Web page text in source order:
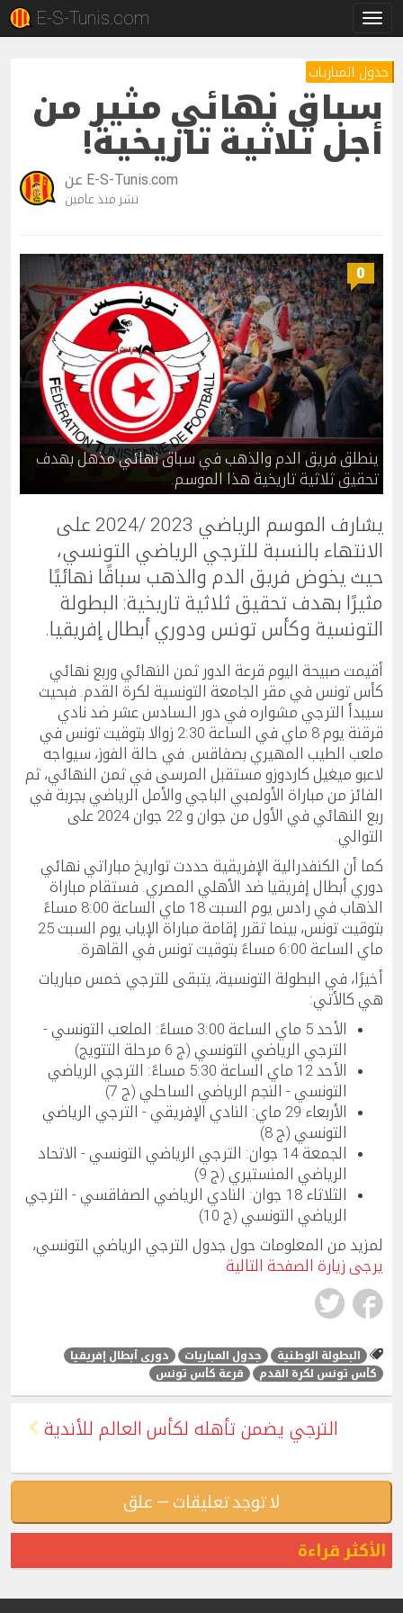
تبديل
E-S-Tunis.com
جدول المباريات
سباق نهائي مثير من
أجل ثلاثية تاريخية!
E-S-Tunis.com
نشر منذ عامين
ينطلق فريق الدم والذهب في سباق نهائي مذهل بهدف
تحقيق ثلاثية تاريخية هذا الموسم.
0
يشارف الموسم الرياضي 2023 /2024 على
الانتهاء بالنسبة للترجي الرياضي التونسي،
حيث يخوض فريق الدم والذهب سباقًا نهائيًا
مثيرًا بهدف تحقيق ثلاثية تاريخية: البطولة
التونسية وكأس تونس ودوري أبطال إفريقيا.
أقيمت صبيحة اليوم قرعة الدور ثمن النهائي وربع نهائي
كأس تونس في مقر الجامعة التونسية لكرة القدم. فبحيث
سيبدأ الترجي مشواره في دور الـسادس عشر ضد نادي
قرقنة يوم 8 ماي في الساعة 2:30 زوالا بتوقيت تونس في
ملعب الطيب المهيري بصفاقس. في حالة الفوز، سيواجه
لاعبو ميغيل كاردوزو مستقبل المرسى في ثمن النهائي، ثم
الفائز من مباراة الأولمبي الباجي والأمل الرياضي بجربة في
ربع النهائي في الأول من جوان و 22 جوان 2024 على
التوالي.
كما أن الكنفدرالية الإفريقية حددت تواريخ مباراتي نهائي
دوري أبطال إفريقيا ضد الأهلي المصري. فستقام مباراة
الذهاب في رادس يوم السبت 18 ماي الساعة 8:00 مساءً
بتوقيت تونس، بينما تقرر إقامة مباراة الإياب يوم السبت 25
ماي الساعة 6:00 مساءً بتوقيت تونس في القاهرة.
أخيرًا، في البطولة التونسية، يتبقى للترجي خمس مباريات
هي كالأتي:
الأحد 5 ماي الساعة 3:00 مساءً: الملعب التونسي -
الترجي الرياضي التونسي (ج 6 مرحلة التتويج)
الأحد 12 ماي الساعة 5:30 مساءً: الترجي الرياضي
التونسي - النجم الرياضي الساحلي (ج 7)
الأربعاء 29 ماي: النادي الإفريقي - الترجي الرياضي
التونسي (ج 8)
الجمعة 14 جوان: الترجي الرياضي التونسي - الاتحاد
الرياضي المنستيري (ج 9)
الثلاثاء 18 جوان: النادي الرياضي الصفاقسي - الترجي
الرياضي التونسي (ج 10)
لمزيد من المعلومات حول جدول الترجي الرياضي التونسي،
يرجى زيارة الصفحة التالية
البطولة الوطنية جدول المباريات
دوري أبطال إفريقيا
كأس تونس لكرة القدم
قرعة كأس تونس
الترجي يضمن تأهله لكأس العالم للأندية
لا توجد تعليقات — علق
الأكثر قراءة